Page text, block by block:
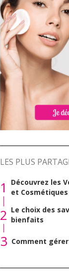
LES PLUS
1
Découvrez les
et Cosmétiques
2 Le choix des
bienfaits
3 Comment